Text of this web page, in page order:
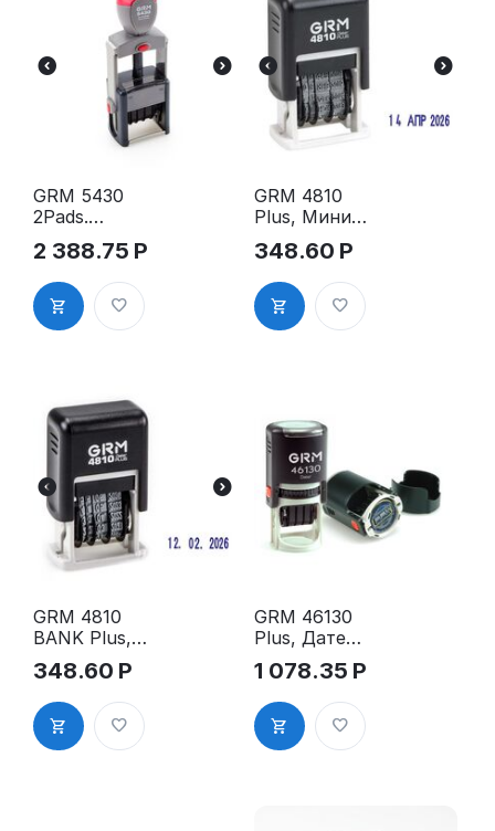
GRM 5430
2Pads.
Металличес
кий датер с
полем для
текста,
43х26мм,
2 388.75 Р
GRM 4810
Plus, Мини-
датер, рус
348.60 Р
GRM 4810
BANK Plus,
Мини-
датер, цифр
348.60 Р
GRM 46130
Plus, Датер
с полем для
текста, д. 30
мм
1 078.35 Р